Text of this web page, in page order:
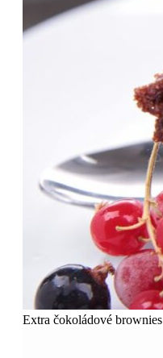
Extra čokoládové brownies